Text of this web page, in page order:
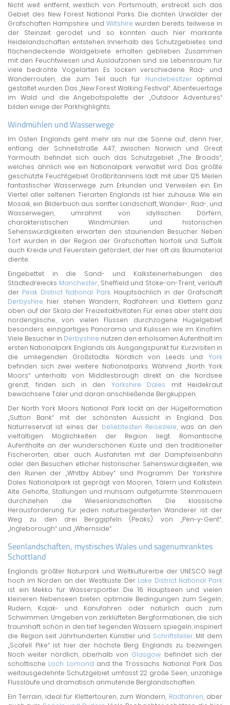
Nicht weit entfernt, westlich von Portsmouth, erstreckt sich das
Gebiet des New Forest National Parks. Die dichten Urwälder der
Grafschaften Hampshire und Wiltshire wurden bereits teilweise in
der Steinzeit gerodet und so konnten auch hier markante
Heidelandschaften entstehen. Innerhalb des Schutzgebietes sind
flächendeckende Waldgebiete erhalten geblieben. Zusammen
mit den Feuchtwiesen und Auslaufzonen sind sie Lebensraum für
viele bedrohte Vogelarten. Es locken verschiedene Rad- und
Wanderrouten, die zum Teil auch für Hundebesitzeroptimal
gestaltet wurden. Das „New Forest Walking Festival“, Abenteuertage
im Wald und die Angebotspalette der „Outdoor Adventures“
bilden einige der Parkhighlights.
Windmühlen und Wasserwege
Im Osten Englands geht mehr als nur die Sonne auf, denn hier,
entlang der Schnellstraße A47, zwischen Norwich und Great
Yarmouth befindet sich auch das Schutzgebiet „The Broads“,
welches ähnlich wie ein Nationalpark verwaltet wird. Das größte
geschützte Feuchtgebiet Großbritanniens lädt mit über 125 Meilen
fantastischer Wasserwege zum Erkunden und Verweilen ein. Ein
Viertel aller seltenen Tierarten Englands ist hier zuhause. Wie ein
Mosaik, ein Bilderbuch aus sanfter Landschaft, Wander-, Rad-, und
Wasserwegen, umrahmt von idyllischen Dörfern,
charakteristischen Windmühlen und historischen
Sehenswürdigkeiten erwarten den staunenden Besucher. Neben
Torf wurden in der Region der Grafschaften Norfolk und Suffolk
auch Kreide und Feuerstein gefördert, der hier oft als Baumaterial
diente.
Eingebettet in die Sand- und Kalksteinerhebungen des
Städtedreiecks Manchester, Sheffield und Stoke-on-Trent, verläuft
der Peak District National Park. Hauptsächlich in der Grafschaft
Derbyshire hier stehen Wandern, Radfahren und Klettern ganz
oben auf der Skala der Freizeitaktivitäten. Für eines aber steht das
nordenglische, von vielen Flüssen durchzogene Hügelgebiet
besonders: einzigartiges Panorama und Kulissen wie im Kinofilm.
Viele Besucher in Derbyshire nutzen den erholsamen Aufenthalt im
ersten Nationalpark Englands als Ausgangspunkt für Kurzvisiten in
die umliegenden Großstädte. Nördlich von Leeds und York
befinden sich zwei weitere Nationalparks. Während „North York
Moors“ unterhalb von Middlesbrough direkt an die Nordsee
grenzt, finden sich in den Yorkshire Dales mit Heidekraut
bewachsene Täler und daran anschließende Bergkuppen.
Der North York Moors National Park lockt an der Hügelformation
„Sutton Bank“ mit der schönsten Aussicht in England. Das
Naturreservat ist eines der beliebtesten Reiseziele, was an den
vielfältigen Möglichkeiten der Region liegt. Romantische
Aufenthalte an der wunderschönen Küste und den traditioneller
Fischerorten, aber auch Ausfahrten mit der Dampfeisenbahn
oder den Besuchen etlicher historischer Sehenswürdigkeiten, wie
den Ruinen der „Whitby Abbey“ sind Programm. Der Yorkshire
Dales Nationalpark ist geprägt von Mooren, Tälern und Kalkstein.
Alte Gehöfte, Stallungen und mühsam aufgetürmte Steinmauern
durchziehen die Wiesenlandschaften. Die klassische
Herausforderung für jeden naturbegeisterten Wanderer ist der
Weg zu den drei Berggipfeln (Peaks) von „Pen-y-Gent“,
„Ingleborough“ und „Whernside“.
Seenlandschaften, mystisches Wales und sagenumranktes
Schottland
Englands größter Naturpark und Weltkulturerbe der UNESCO liegt
hoch im Norden an der Westküste. Der Lake District National Park
ist ein Mekka für Wassersportler. Die 16 Hauptseen und vielen
kleineren Nebenseen bieten optimale Bedingungen zum Segeln,
Rudern, Kajak- und Kanufahren oder natürlich auch zum
Schwimmen. Umgeben von zerklüfteten Bergformationen, die sich
traumhaft schön in den tief liegenden Wassern spiegeln, inspiriert
die Region seit Jahrhunderten Künstler und Schriftsteller. Mit dem
„Scafell Pike“ ist hier der höchste Berg Englands zu bezwingen.
Noch weiter nördlich, oberhalb von Glasgow befindet sich der
schottische Loch Lomond and the Trossachs National Park. Das
weitausgedehnte Schutzgebiet umfasst 22 große Seen, unzählige
Flussläufe und dramatisch anmutende Berglandschaften.
Ein Terrain, ideal für Klettertouren, zum Wandern, Radfahren, aber